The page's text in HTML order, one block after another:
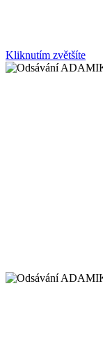
Kliknutím zvětšíte